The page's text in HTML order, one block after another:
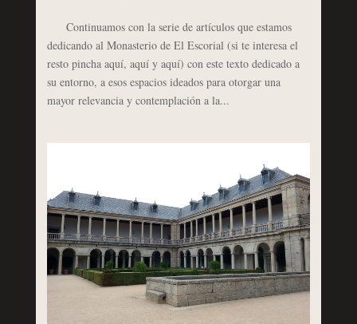
Continuamos con la serie de artículos que estamos
dedicando al Monasterio de El Escorial (si te interesa el
resto pincha aquí, aquí y aquí) con este texto dedicado a
su entorno, a esos espacios ideados para otorgar una
mayor relevancia y contemplación a la...